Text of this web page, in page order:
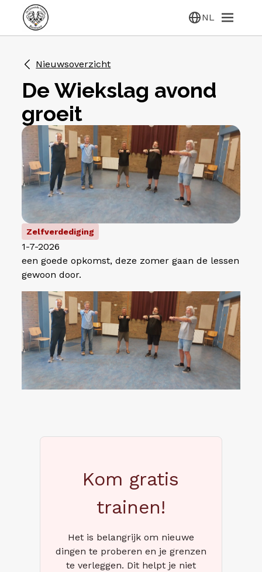
NL
Nieuwsoverzicht
De Wiekslag avond
groeit
Zelfverdediging
1-7-2026
een goede opkomst, deze zomer gaan de lessen
gewoon door.
Kom gratis
trainen!
Het is belangrijk om nieuwe
dingen te proberen en je grenzen
te verleggen. Dit helpt je niet